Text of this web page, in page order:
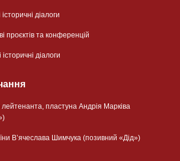
діалоги
проєктів та конференцій
діалоги
пластуна Андрія Марківа
В’ячеслава Шимчука (позивний «Дід»)